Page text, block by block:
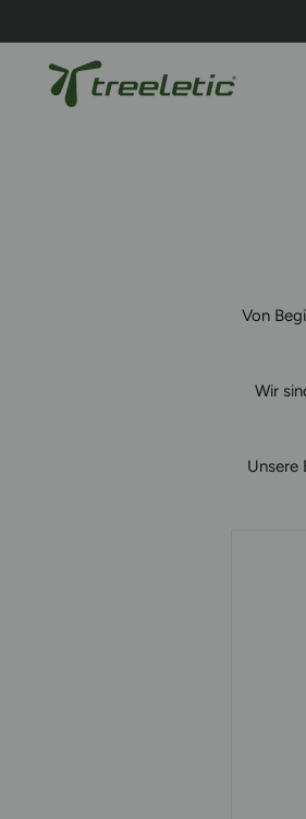
Von
Wir
Unsere